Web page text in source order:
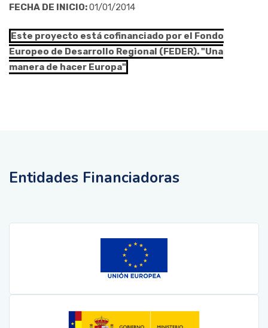
FECHA DE INICIO:01/01/2014
Este proyecto está cofinanciado por el Fondo
Europeo de Desarrollo Regional (FEDER). "Una
manera de hacer Europa"
Entidades Financiadoras